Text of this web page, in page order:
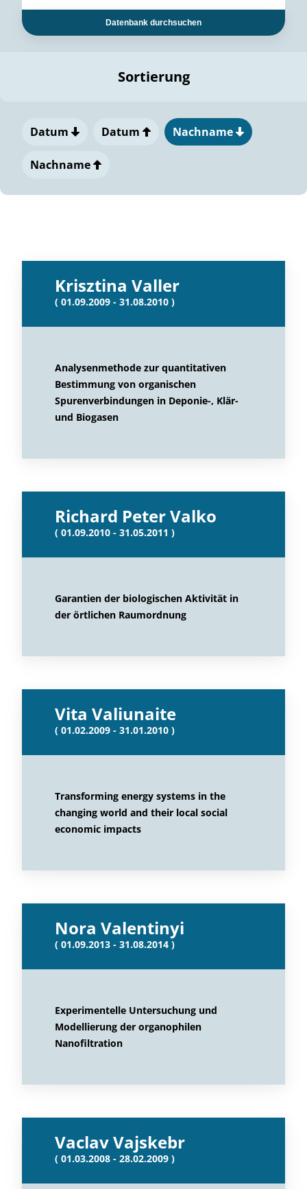
Datenbank durchsuchen
Sortierung
Datum Datum Nachname
Nachname
Krisztina Valler
( 01.09.2009 - 31.08.2010 )
Analysenmethode zur quantitativen
Bestimmung von organischen
Spurenverbindungen in Deponie-, Klär-
und Biogasen
Richard Peter Valko
( 01.09.2010 - 31.05.2011 )
Garantien der biologischen Aktivität in
der örtlichen Raumordnung
Vita Valiunaite
( 01.02.2009 - 31.01.2010 )
Transforming energy systems in the
changing world and their local social
economic impacts
Nora Valentinyi
( 01.09.2013 - 31.08.2014 )
Experimentelle Untersuchung und
Modellierung der organophilen
Nanofiltration
Vaclav Vajskebr
( 01.03.2008 - 28.02.2009 )